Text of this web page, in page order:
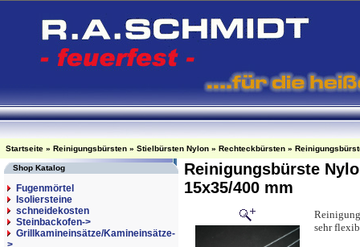
Startseite » Reinigungsbürsten » Stielbürsten Nylon » Rechteckbürsten »
Shop Katalog
Fugenmörtel
Isoliersteine
schneidekosten
Steinbackofen->
Grillkamineinsätze/Kamineinsätze-
>
Reinigungsbürste
15x35/400 mm
sehr